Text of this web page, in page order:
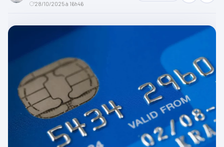
28/10/2025 à 16h46